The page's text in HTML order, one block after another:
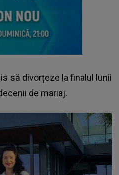
să divorțeze la finalul lunii
de mariaj.